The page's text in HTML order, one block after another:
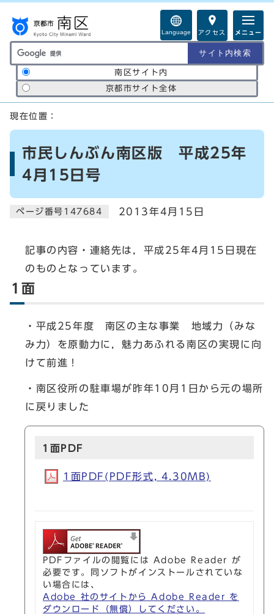
Language アクセス メニュー
サイト内検索の範囲
南区サイト内
京都市サイト全体
ここから本文です
現在位置：
市民しんぶん南区版 平成25年
4月15日号
ページ番号147684 2013年4月15日
記事の内容・連絡先は，平成25年4月15日現在
のものとなっています。
1面
・平成25年度 南区の主な事業 地域力（みな
み力）を原動力に，魅力あふれる南区の実現に向
けて前進！
・南区役所の駐車場が昨年10月1日から元の場所
に戻りました
1面PDF
1面PDF(PDF形式, 4.30MB)
PDFファイルの閲覧には Adobe Reader が
必要です。同ソフトがインストールされていな
い場合には、
Adobe 社のサイトから Adobe Reader を
ダウンロード（無償）してください。